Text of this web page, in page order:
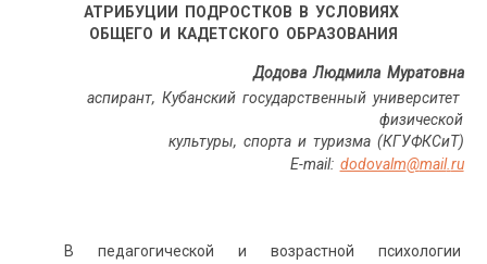
АТРИБУЦИИ ПОДРОСТКОВ В УСЛОВИЯХ
ОБЩЕГО И КАДЕТСКОГО ОБРАЗОВАНИЯ
Додова Людмила Муратовна
аспирант, Кубанский государственный университет
физической
культуры, спорта и туризма (КГУФКСиТ)
E-mail: dodovalm@mail.ru
В педагогической и возрастной психологии